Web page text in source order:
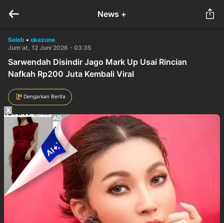
News +
Seleb • okezone
Jum'at, 12 Juni 2026 - 03:35
Sarwendah Disindir Jago Mark Up Usai Rincian
Nafkah Rp200 Juta Kembali Viral
Dengarkan Berita
X